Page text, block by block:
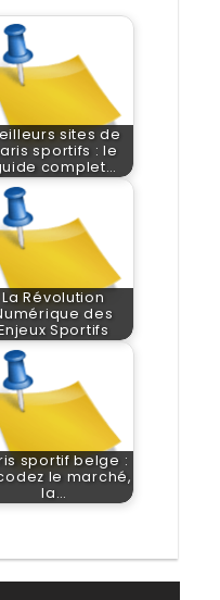
sites de
sportifs : le
complet…
La Révolution
des
Sportifs
sportif belge :
le marché,
la…